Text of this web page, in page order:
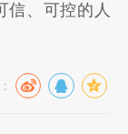
信、可控的人